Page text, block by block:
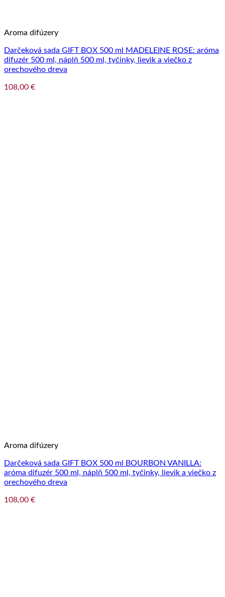
Aroma difúzery
Darčeková sada GIFT BOX 500 ml MADELEINE ROSE: aróma
difuzér 500 ml, náplň 500 ml, tyčinky, lievik a viečko z
orechového dreva
108,00 €
Aroma difúzery
Darčeková sada GIFT BOX 500 ml BOURBON VANILLA:
aróma difuzér 500 ml, náplň 500 ml, tyčinky, lievik a viečko z
orechového dreva
108,00 €